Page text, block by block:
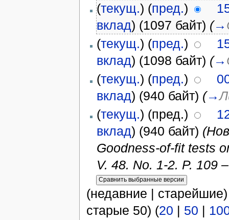
(текущ.) (пред.)
вклад) (1097 байт) (→
(текущ.) (пред.)
вклад) (1098 байт) (→
(текущ.) (пред.)
вклад) (940 байт) (→
(текущ.) (пред.)
вклад) (940 байт)
Goodness-of-fit tests
V. 48. No. 1-2. P. 109
(недавние |
старые 50) (20 | 50 |